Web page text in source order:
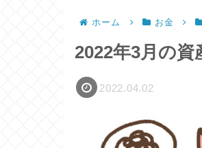
ホーム お金
2022年3月の
2022.04.02